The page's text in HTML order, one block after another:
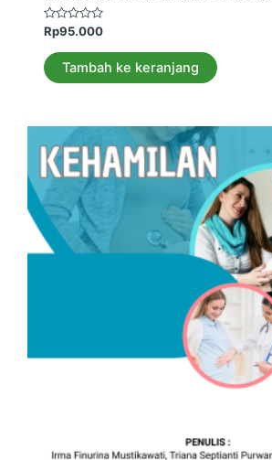
Dinilai
dari
5
Rp95.000
Tambah ke keranjang